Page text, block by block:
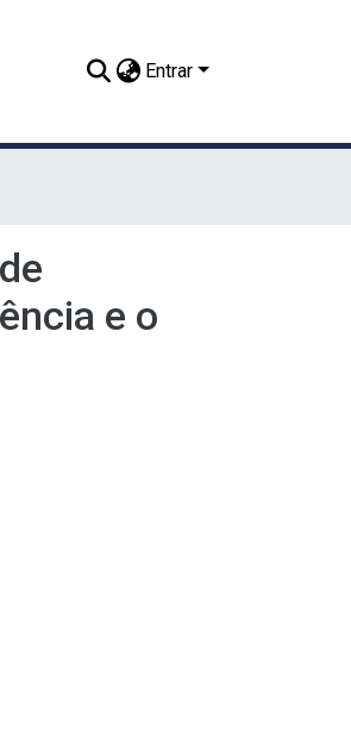
Entrar
e o